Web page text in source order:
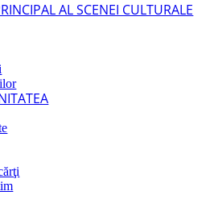
AL SCENEI CULTURALE